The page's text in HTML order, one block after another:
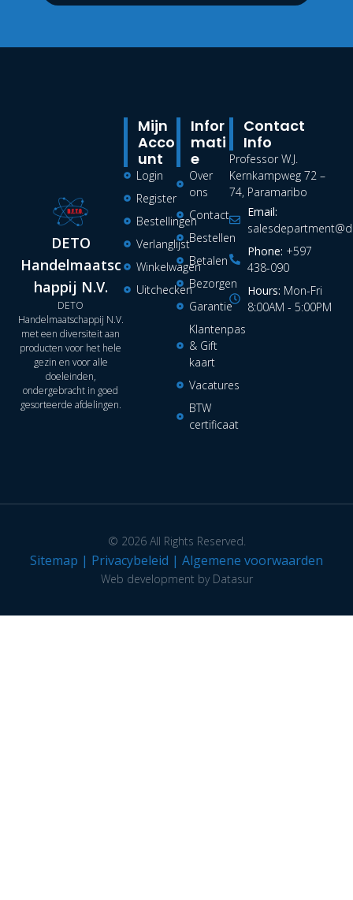
DETO
Handelmaatsc
happij N.V.
DETO
Handelmaatschappij N.V.
met een diversiteit aan
producten voor het hele
gezin en voor alle
doeleinden,
ondergebracht in goed
gesorteerde afdelingen.
Infor
Mati
E
Over
ons
Contact
Bestellen
Betalen
Bezorgen
Garantie
Klantenpas
& Gift
kaart
Vacatures
BTW
certificaat
Mijn
Acco
Unt
Login
Register
Bestellingen
Verlanglijst
Winkelwagen
Uitchecken
Contact
Info
Professor W.J.
Kernkampweg 72 –
74, Paramaribo
Email:
Phone: +597
438-090
Hours: Mon-Fri
8:00AM - 5:00PM
© 2026 All Rights Reserved.
Sitemap | Privacybeleid | Algemene voorwaarden
Web development by Datasur